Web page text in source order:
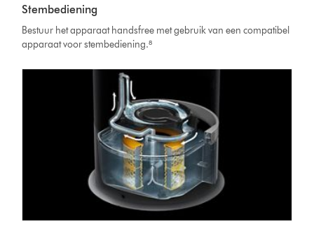
Stembediening
Bestuur het apparaat handsfree met gebruik van een compatibel
apparaat voor stembediening.⁸